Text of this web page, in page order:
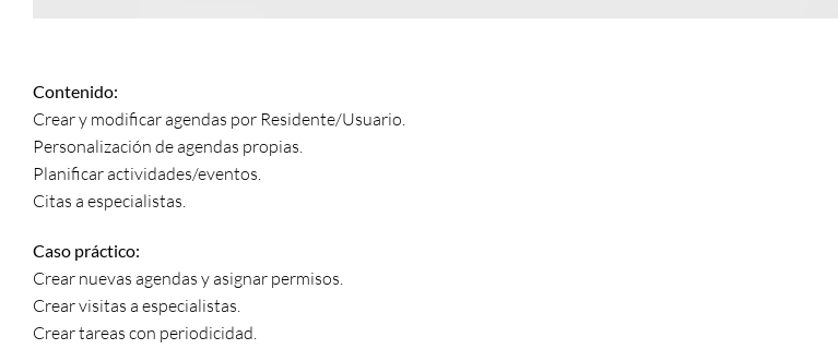
Contenido:
Crear y modificar agendas por Residente/Usuario.
Personalización de agendas propias.
Planificar actividades/eventos.
Citas a especialistas.
Caso práctico:
Crear nuevas agendas y asignar permisos.
Crear visitas a especialistas.
Crear tareas con periodicidad.